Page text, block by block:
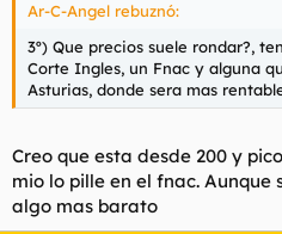
Ar-C-Angel rebuznó:
3º) Que precios suele rondar?,
Corte Ingles, un Fnac y alguna
Asturias, donde sera mas
Creo que esta desde 200 y
mio lo pille en el fnac.
algo mas barato